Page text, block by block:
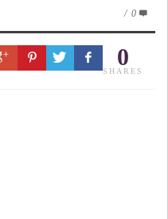
0
/
0
SHARES